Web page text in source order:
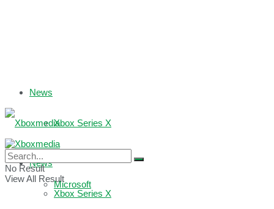
News
Xbox Series X
Microsoft
News
Xbox Series X
No Result
View All Result